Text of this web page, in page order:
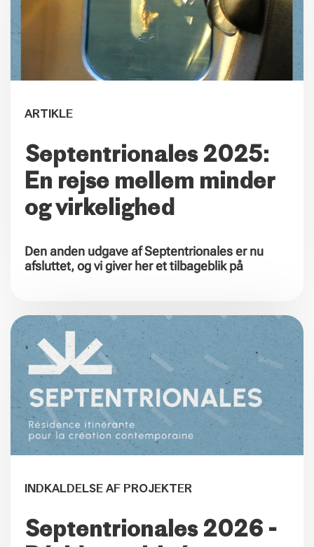
ARTIKLE
Septentrionales 2025:
En rejse mellem minder
og virkelighed
Den anden udgave af Septentrionales er nu
afsluttet, og vi giver her et tilbageblik på
INDKALDELSE AF PROJEKTER
Septentrionales 2026 -